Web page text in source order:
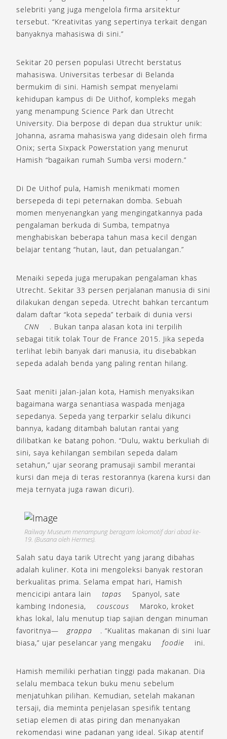
selebriti yang juga mengelola firma arsitektur
tersebut. “Kreativitas yang sepertinya terkait dengan
banyaknya mahasiswa di sini.”
Sekitar 20 persen populasi Utrecht berstatus
mahasiswa. Universitas terbesar di Belanda
bermukim di sini. Hamish sempat menyelami
kehidupan kampus di De Uithof, kompleks megah
yang menampung Science Park dan Utrecht
University. Dia berpose di depan dua struktur unik:
Johanna, asrama mahasiswa yang didesain oleh firma
Onix; serta Sixpack Powerstation yang menurut
Hamish “bagaikan rumah Sumba versi modern.”
Di De Uithof pula, Hamish menikmati momen
bersepeda di tepi peternakan domba. Sebuah
momen menyenangkan yang mengingatkannya pada
pengalaman berkuda di Sumba, tempatnya
menghabiskan beberapa tahun masa kecil dengan
belajar tentang “hutan, laut, dan petualangan.”
Menaiki sepeda juga merupakan pengalaman khas
Utrecht. Sekitar 33 persen perjalanan manusia di sini
dilakukan dengan sepeda. Utrecht bahkan tercantum
dalam daftar “kota sepeda” terbaik di dunia versi
CNN
. Bukan tanpa alasan kota ini terpilih
sebagai titik tolak Tour de France 2015. Jika sepeda
terlihat lebih banyak dari manusia, itu disebabkan
sepeda adalah benda yang paling rentan hilang.
Saat meniti jalan-jalan kota, Hamish menyaksikan
bagaimana warga senantiasa waspada menjaga
sepedanya. Sepeda yang terparkir selalu dikunci
bannya, kadang ditambah balutan rantai yang
dilibatkan ke batang pohon. “Dulu, waktu berkuliah di
sini, saya kehilangan sembilan sepeda dalam
setahun,” ujar seorang pramusaji sambil merantai
kursi dan meja di teras restorannya (karena kursi dan
meja ternyata juga rawan dicuri).
Railway Museum menampung beragam lokomotif dari abad ke-
19. (Busana oleh Hermes).
Salah satu daya tarik Utrecht yang jarang dibahas
adalah kuliner. Kota ini mengoleksi banyak restoran
berkualitas prima. Selama empat hari, Hamish
mencicipi antara lain
tapas
Spanyol, sate
kambing Indonesia,
couscous
Maroko, kroket
khas lokal, lalu menutup tiap sajian dengan minuman
favoritnya—
grappa
. “Kualitas makanan di sini luar
biasa,” ujar peselancar yang mengaku
foodie ini.
Hamish memiliki perhatian tinggi pada makanan. Dia
selalu membaca tekun buku menu sebelum
menjatuhkan pilihan. Kemudian, setelah makanan
tersaji, dia meminta penjelasan spesifik tentang
setiap elemen di atas piring dan menanyakan
rekomendasi wine padanan yang ideal. Sikap atentif